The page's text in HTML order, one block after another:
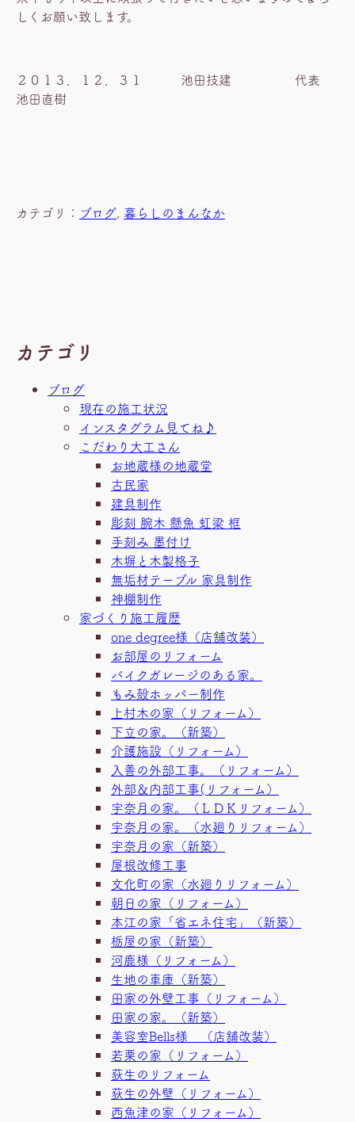
しくお願い致します。
２０１３．１２．３１ 池田技建 代表
池田直樹
カテゴリ： ブログ, 暮らしのまんなか
カテゴリ
ブログ
現在の施工状況
インスタグラム見てね♪
こだわり大工さん
お地蔵様の地蔵堂
古民家
建具制作
彫刻 腕木 懸魚 虹梁 框
手刻み 墨付け
木塀と木製格子
無垢材テーブル 家具制作
神棚制作
家づくり施工履歴
one degree様（店舗改装）
お部屋のリフォーム
バイクガレージのある家。
もみ殻ホッパー制作
上村木の家（リフォーム）
下立の家。（新築）
介護施設（リフォーム）
入善の外部工事。（リフォーム）
外部＆内部工事(リフォーム）
宇奈月の家。（ＬＤＫリフォーム）
宇奈月の家。（水廻りリフォーム）
宇奈月の家（新築）
屋根改修工事
文化町の家（水廻りリフォーム）
朝日の家（リフォーム）
本江の家「省エネ住宅」（新築）
栃屋の家（新築）
河鹿様（リフォーム）
生地の車庫（新築）
田家の外壁工事（リフォーム）
田家の家。（新築）
美容室Bells様 （店舗改装）
若栗の家（リフォーム）
荻生のリフォーム
荻生の外壁（リフォーム）
西魚津の家（リフォーム）